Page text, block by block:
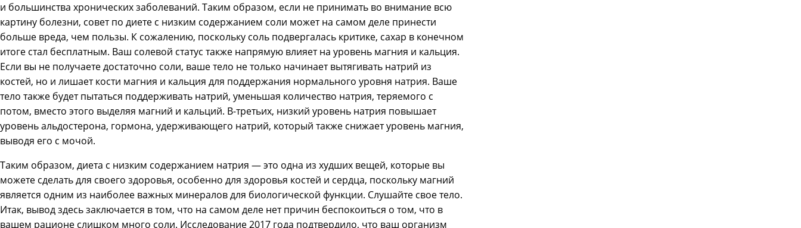
и большинства хронических заболеваний. Таким образом, если не принимать во внимание всю
картину болезни, совет по диете с низким содержанием соли может на самом деле принести
больше вреда, чем пользы. К сожалению, поскольку соль подвергалась критике, сахар в конечном
итоге стал бесплатным. Ваш солевой статус также напрямую влияет на уровень магния и кальция.
Если вы не получаете достаточно соли, ваше тело не только начинает вытягивать натрий из
костей, но и лишает кости магния и кальция для поддержания нормального уровня натрия. Ваше
тело также будет пытаться поддерживать натрий, уменьшая количество натрия, теряемого с
потом, вместо этого выделяя магний и кальций. В-третьих, низкий уровень натрия повышает
уровень альдостерона, гормона, удерживающего натрий, который также снижает уровень магния,
выводя его с мочой.
Таким образом, диета с низким содержанием натрия — это одна из худших вещей, которые вы
можете сделать для своего здоровья, особенно для здоровья костей и сердца, поскольку магний
является одним из наиболее важных минералов для биологической функции. Слушайте свое тело.
Итак, вывод здесь заключается в том, что на самом деле нет причин беспокоиться о том, что в
вашем рационе слишком много соли. Исследование 2017 года подтвердило, что ваш организм